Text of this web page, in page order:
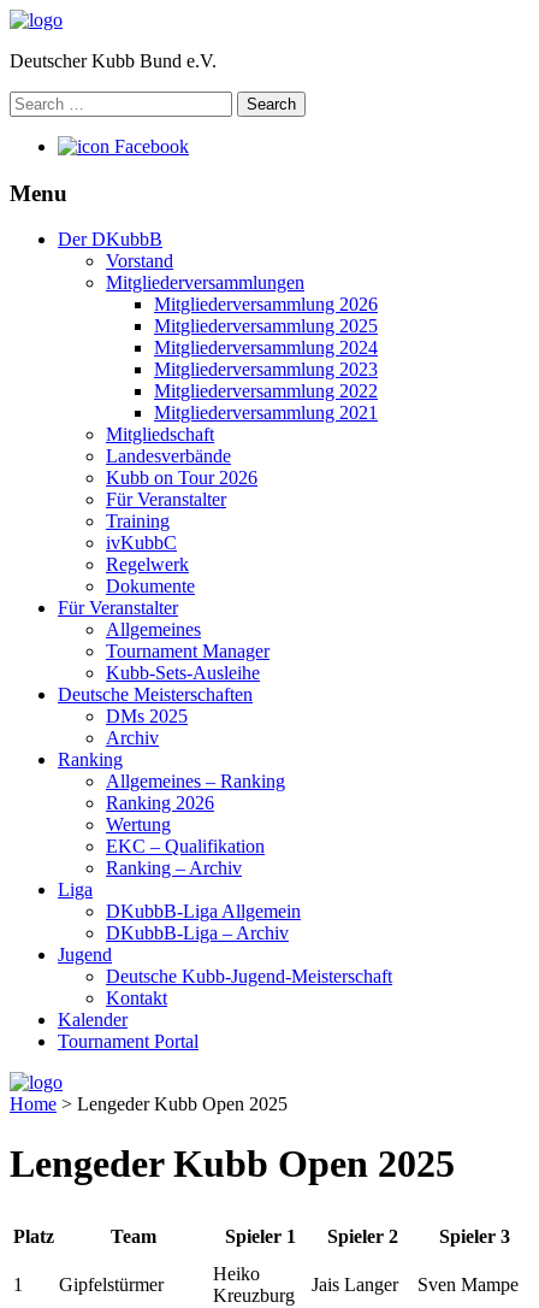
Deutscher Kubb Bund e.V.
Search
for:
Facebook
Menu
Der DKubbB
Vorstand
Mitgliederversammlungen
Mitgliederversammlung 2026
Mitgliederversammlung 2025
Mitgliederversammlung 2024
Mitgliederversammlung 2023
Mitgliederversammlung 2022
Mitgliederversammlung 2021
Mitgliedschaft
Landesverbände
Kubb on Tour 2026
Für Veranstalter
Training
ivKubbC
Regelwerk
Dokumente
Für Veranstalter
Allgemeines
Tournament Manager
Kubb-Sets-Ausleihe
Deutsche Meisterschaften
DMs 2025
Archiv
Ranking
Allgemeines – Ranking
Ranking 2026
Wertung
EKC – Qualifikation
Ranking – Archiv
Liga
DKubbB-Liga Allgemein
DKubbB-Liga – Archiv
Jugend
Deutsche Kubb-Jugend-Meisterschaft
Kontakt
Kalender
Tournament Portal
Home > Lengeder Kubb Open 2025
Lengeder Kubb Open 2025
Platz Team Spieler 1 Spieler 2 Spieler 3
1 Gipfelstürmer
Heiko
Kreuzburg
Jais Langer Sven Mampe